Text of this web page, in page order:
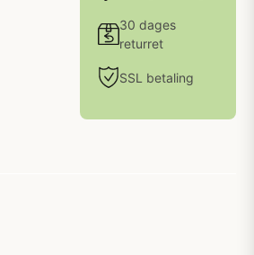
30 dages
returret
SSL betaling